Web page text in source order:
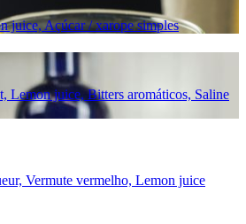
juice, Açúcar / xarope simples
Lemon juice, Bitters aromáticos, Saline
Vermute vermelho, Lemon juice